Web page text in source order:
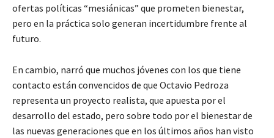
ofertas políticas “mesiánicas” que prometen bienestar,
pero en la práctica solo generan incertidumbre frente al
futuro.
En cambio, narró que muchos jóvenes con los que tiene
contacto están convencidos de que Octavio Pedroza
representa un proyecto realista, que apuesta por el
desarrollo del estado, pero sobre todo por el bienestar de
las nuevas generaciones que en los últimos años han visto